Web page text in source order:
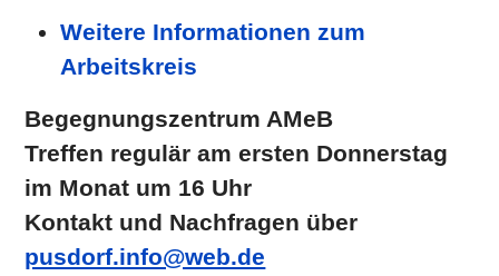
Weitere Informationen zum
Arbeitskreis
Begegnungszentrum AMeB
Treffen regulär am ersten Donnerstag
im Monat um 16 Uhr
Kontakt und Nachfragen über
pusdorf.info@web.de